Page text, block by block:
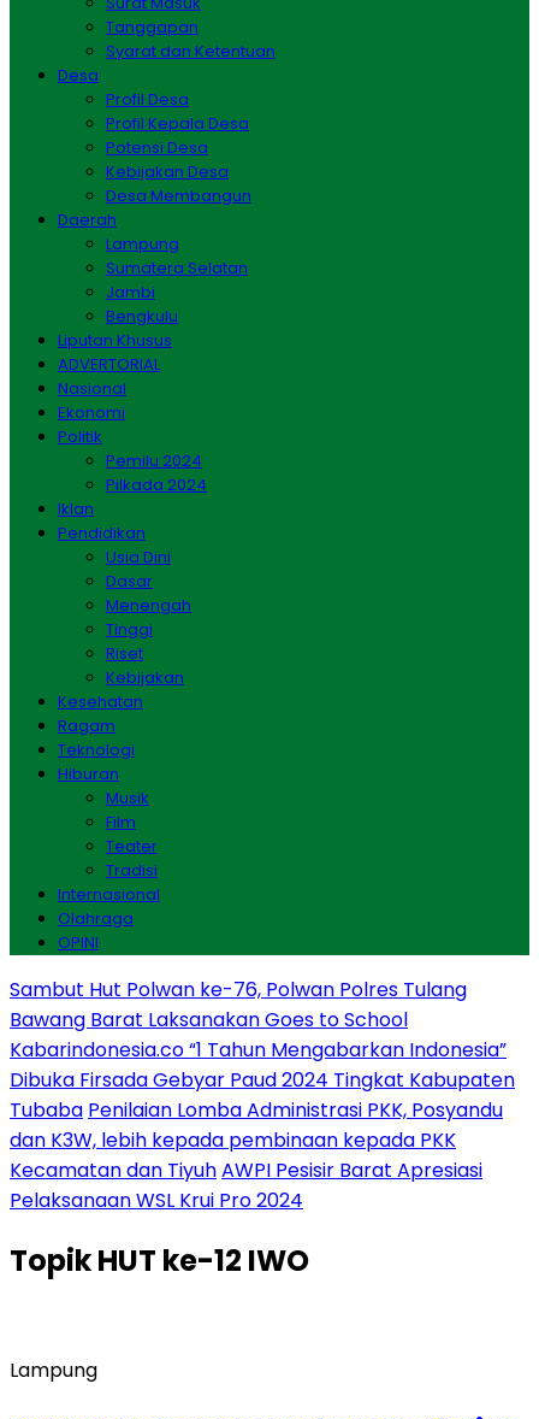
Tanggapan
Syarat dan Ketentuan
Desa
Profil Desa
Profil Kepala Desa
Potensi Desa
Kebijakan Desa
Desa Membangun
Daerah
Lampung
Sumatera Selatan
Jambi
Bengkulu
Liputan Khusus
ADVERTORIAL
Nasional
Ekonomi
Politik
Pemilu 2024
Pilkada 2024
Iklan
Pendidikan
Usia Dini
Dasar
Menengah
Tinggi
Riset
Kebijakan
Kesehatan
Ragam
Teknologi
Hiburan
Musik
Film
Teater
Tradisi
Internasional
Olahraga
OPINI
Sambut Hut Polwan ke-76, Polwan Polres Tulang
Bawang Barat Laksanakan Goes to School
Kabarindonesia.co “1 Tahun Mengabarkan Indonesia”
Dibuka Firsada Gebyar Paud 2024 Tingkat Kabupaten
Tubaba Penilaian Lomba Administrasi PKK, Posyandu
dan K3W, lebih kepada pembinaan kepada PKK
Kecamatan dan TiyuhAWPI Pesisir Barat Apresiasi
Pelaksanaan WSL Krui Pro 2024
TopikHUT ke-12 IWO
Lampung